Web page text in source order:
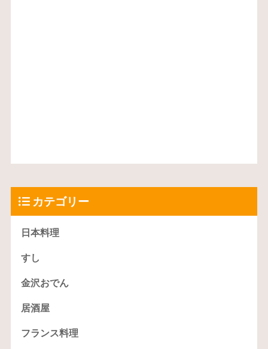
カテゴリー
日本料理
すし
金沢おでん
居酒屋
フランス料理